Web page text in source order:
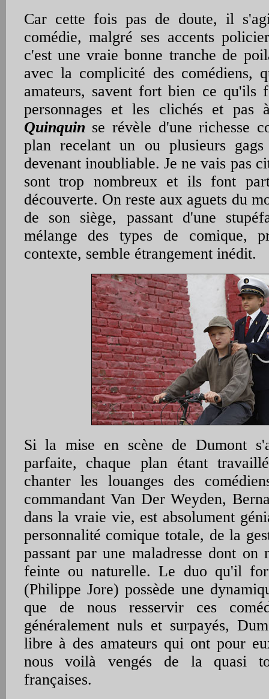
Car cette fois pas de doute, il
comédie, malgré ses accents
c'est une vraie bonne tranche de
avec la complicité des comédiens,
amateurs, savent fort bien ce qu'ils
personnages et les clichés et
Quinquin se révèle d'une richesse
plan recelant un ou plusieurs
devenant inoubliable. Je ne vais pas
sont trop nombreux et ils font
découverte. On reste aux aguets du
de son siège, passant d'une
mélange des types de comique,
contexte, semble étrangement inédit.
Si la mise en scène de Dumont
parfaite, chaque plan étant
chanter les louanges des
commandant Van Der Weyden,
dans la vraie vie, est absolument
personnalité comique totale, de la
passant par une maladresse dont
feinte ou naturelle. Le duo qu'il
(Philippe Jore) possède une
que de nous resservir ces
généralement nuls et surpayés,
libre à des amateurs qui ont pour
nous voilà vengés de la quasi
françaises.